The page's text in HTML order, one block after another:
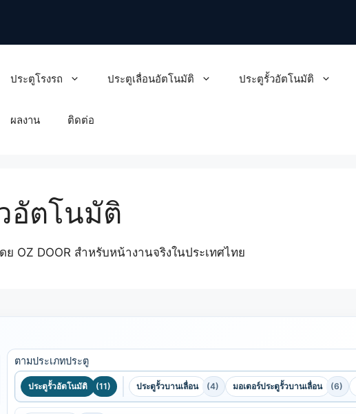
ประตูโรงรถ ประตูเลื่อนอัตโนมัติ ประตูรั้วอัตโนมัติ
ผลงาน ติดต่อ
อัตโนมัติ
OZ DOOR สำหรับหน้างานจริงในประเทศไทย
ตามประเภทประตู
ประตูรั้วอัตโนมัติ (11) ประตูรั้วบานเลื่อน (4) มอเตอร์ประตูรั้วบานเลื่อน (6)